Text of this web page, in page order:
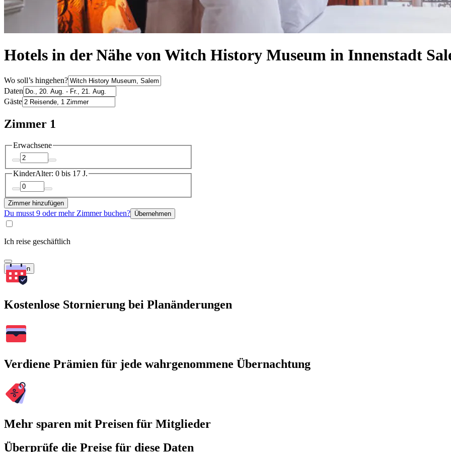
Hotels in der Nähe von Witch History Museum in Innenstadt
Wo soll’s hingehen?
Daten
Gäste
Zimmer 1
Erwachsene
KinderAlter: 0 bis 17 J.
Zimmer hinzufügen
Du musst 9 oder mehr Zimmer buchen? Übernehmen
Ich reise geschäftlich
Suchen
Kostenlose Stornierung bei Planänderungen
Verdiene Prämien für jede wahrgenommene Übernachtung
Mehr sparen mit Preisen für Mitglieder
Überprüfe die Preise für diese Daten